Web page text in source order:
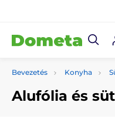
Bevezetés Konyha
Alufólia és